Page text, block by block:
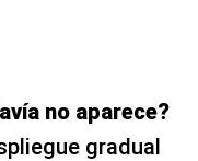
no aparece?
gradual